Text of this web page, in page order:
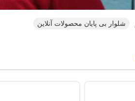
شلوار بی پایان محصولات آنلاین